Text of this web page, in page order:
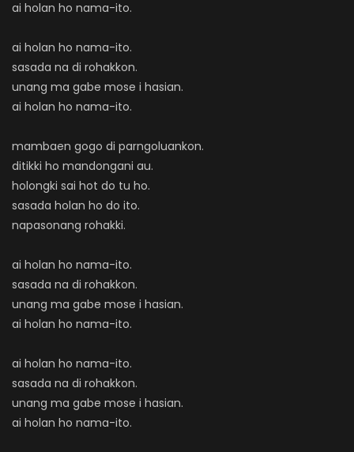
ai holan ho nama-ito.
ai holan ho nama-ito.
sasada na di rohakkon.
unang ma gabe mose i hasian.
ai holan ho nama-ito.
mambaen gogo di parngoluankon.
ditikki ho mandongani au.
holongki sai hot do tu ho.
sasada holan ho do ito.
napasonang rohakki.
ai holan ho nama-ito.
sasada na di rohakkon.
unang ma gabe mose i hasian.
ai holan ho nama-ito.
ai holan ho nama-ito.
sasada na di rohakkon.
unang ma gabe mose i hasian.
ai holan ho nama-ito.